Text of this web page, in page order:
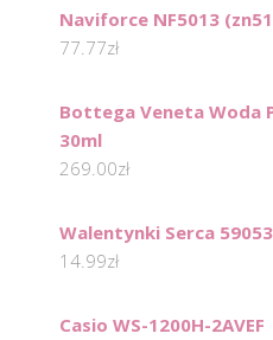
Naviforce NF5013
77.77zł
Bottega Veneta Woda
30ml
269.00zł
Walentynki Serca
14.99zł
Casio WS-1200H-2AVEF